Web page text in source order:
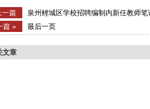
一篇 泉州鲤城区学校招聘编制内新任教师
及入围人员资格复核通知
篇 » 最后一页
文章